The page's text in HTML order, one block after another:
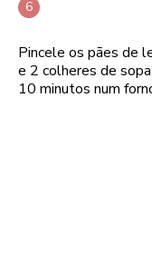
Pincele os pães de
e 2 colheres de
10 minutos num